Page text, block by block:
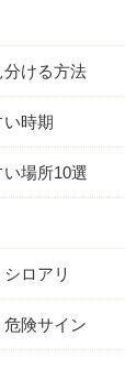
ける方法
時期
場所10選
ロアリ
険サイン